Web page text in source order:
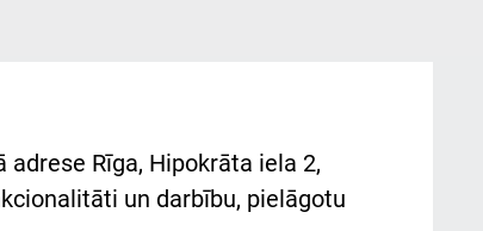
Rīga, Hipokrāta iela 2,
un darbību, pielāgotu